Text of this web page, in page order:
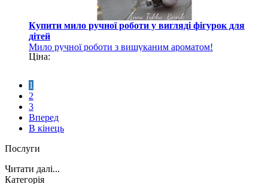
Купити мило ручної роботи у вигляді фігурок для
дітей
Мило ручної роботи з вишуканим ароматом!
Ціна:
1
2
3
Вперед
В кінець
Послуги
Читати далі...
Категорія